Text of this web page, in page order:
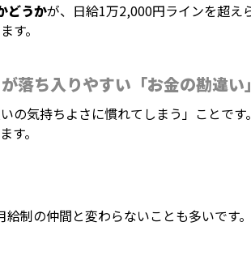
どうかが、日給1万2,000円ラインを超え
す。
落ち入りやすい「お金の勘違い
気持ちよさに慣れてしまう」ことで
す。
制の仲間と変わらないことも多いです。